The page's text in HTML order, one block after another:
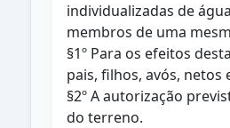
individualizadas de
membros de uma
§1º Para os efeitos
pais, filhos, avós, netos
§2º A autorização
do terreno.